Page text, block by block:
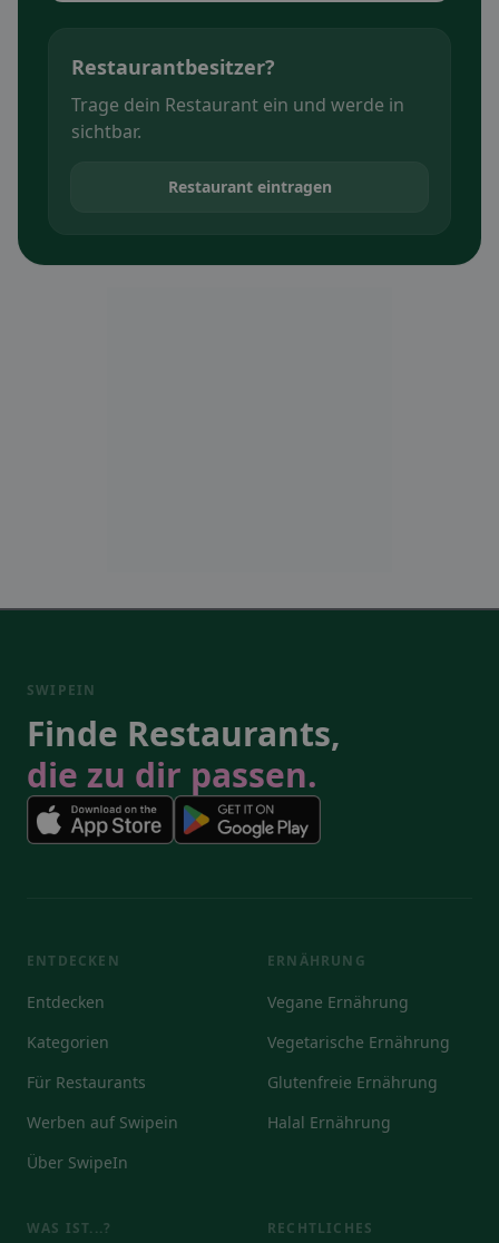
Restaurantbesitzer?
Trage dein Restaurant ein und werde in
sichtbar.
Restaurant eintragen
SWIPEIN
Finde Restaurants,
die zu dir passen.
ENTDECKEN
Entdecken
Kategorien
Für Restaurants
Werben auf Swipein
Über SwipeIn
ERNÄHRUNG
Vegane Ernährung
Vegetarische Ernährung
Glutenfreie Ernährung
Halal Ernährung
WAS IST...? RECHTLICHES